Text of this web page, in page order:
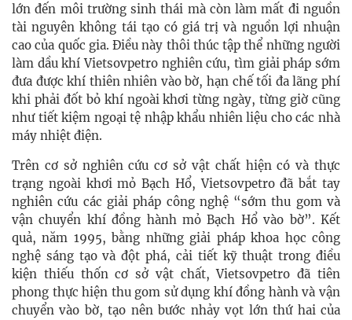
lớn đến môi trường sinh thái mà còn làm mất đi nguồn
tài nguyên không tái tạo có giá trị và nguồn lợi nhuận
cao của quốc gia. Điều này thôi thúc tập thể những người
làm dầu khí Vietsovpetro nghiên cứu, tìm giải pháp sớm
đưa được khí thiên nhiên vào bờ, hạn chế tối đa lãng phí
khi phải đốt bỏ khí ngoài khơi từng ngày, từng giờ cũng
như tiết kiệm ngoại tệ nhập khẩu nhiên liệu cho các nhà
máy nhiệt điện.
Trên cơ sở nghiên cứu cơ sở vật chất hiện có và thực
trạng ngoài khơi mỏ Bạch Hổ, Vietsovpetro đã bắt tay
nghiên cứu các giải pháp công nghệ “sớm thu gom và
vận chuyển khí đồng hành mỏ Bạch Hổ vào bờ”. Kết
quả, năm 1995, bằng những giải pháp khoa học công
nghệ sáng tạo và đột phá, cải tiết kỹ thuật trong điều
kiện thiếu thốn cơ sở vật chất, Vietsovpetro đã tiên
phong thực hiện thu gom sử dụng khí đồng hành và vận
chuyển vào bờ, tạo nên bước nhảy vọt lớn thứ hai của